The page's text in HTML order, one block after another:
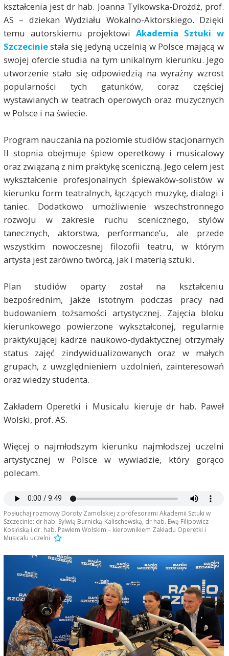
kształcenia jest dr hab. Joanna Tylkowska-Drożdż, prof.
AS – dziekan Wydziału Wokalno-Aktorskiego. Dzięki
temu autorskiemu projektowiAkademia Sztuki w
Szczeciniestała się jedyną uczelnią w Polsce mającą w
swojej ofercie studia na tym unikalnym kierunku. Jego
utworzenie stało się odpowiedzią na wyraźny wzrost
popularności tych gatunków, coraz częściej
wystawianych w teatrach operowych oraz muzycznych
w Polsce i na świecie.
Program nauczania na poziomie studiów stacjonarnych
II stopnia obejmuje śpiew operetkowy i musicalowy
oraz związaną z nim praktykę sceniczną. Jego celem jest
wykształcenie profesjonalnych śpiewaków-solistów w
kierunku form teatralnych, łączących muzykę, dialogi i
taniec. Dodatkowo umożliwienie wszechstronnego
rozwoju w zakresie ruchu scenicznego, stylów
tanecznych, aktorstwa, performance’u, ale przede
wszystkim nowoczesnej filozofii teatru, w którym
artysta jest zarówno twórcą, jak i materią sztuki.
Plan studiów oparty został na kształceniu
bezpośrednim, jakże istotnym podczas pracy nad
budowaniem tożsamości artystycznej. Zajęcia bloku
kierunkowego powierzone wykształconej, regularnie
praktykującej kadrze naukowo-dydaktycznej otrzymały
status zajęć zindywidualizowanych oraz w małych
grupach, z uwzględnieniem uzdolnień, zainteresowań
oraz wiedzy studenta.
Zakładem Operetki i Musicalu kieruje dr hab. Paweł
Wolski, prof. AS.
Więcej o najmłodszym kierunku najmłodszej uczelni
artystycznej w Polsce w wywiadzie, który gorąco
polecam.
Posłuchaj rozmowy Doroty Zamolskiej z profesorami Akademii Sztuki w
Szczecinie: dr hab. Sylwią Burnicką-Kalischewską, dr hab. Ewą Filipowicz-
Kosińską i dr. hab. Pawłem Wolskim – kierownikiem Zakładu Operetki i
Musicalu uczelni